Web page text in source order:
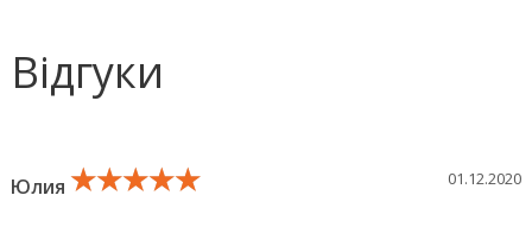
Відгуки
Юлия ★★★★★
★★★★★
★★★★★ 01.12.2020